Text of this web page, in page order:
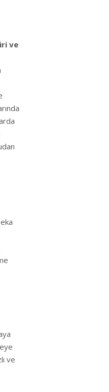
ve
ve